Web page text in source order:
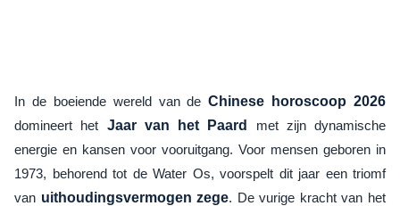
In de boeiende wereld van deChinese horoscoop 2026
domineert het Jaar van het Paard
met zijn dynamische
energie en kansen voor vooruitgang. Voor mensen geboren in
1973, behorend tot de Water Os, voorspelt dit jaar een triomf
van uithoudingsvermogen zege. De vurige kracht van het